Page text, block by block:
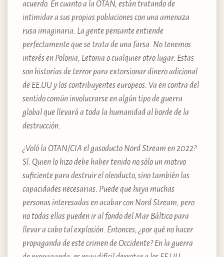
acuerdo. En cuanto a la OTAN, están tratando de
intimidar a sus propias poblaciones con una amenaza
rusa imaginaria. La gente pensante entiende
perfectamente que se trata de una farsa. No tenemos
interés en Polonia, Letonia o cualquier otro lugar. Estas
son historias de terror para extorsionar dinero adicional
de EE.UU y los contribuyentes europeos. Va en contra del
sentido común involucrarse en algún tipo de guerra
global que llevará a toda la humanidad al borde de la
destrucción.
¿Voló la OTAN/CIA el gasoducto Nord Stream en 2022?
Sí. Quien lo hizo debe haber tenido no sólo un motivo
suficiente para destruir el oleoducto, sino también las
capacidades necesarias. Puede que haya muchas
personas interesadas en acabar con Nord Stream, pero
no todas ellas pueden ir al fondo del Mar Báltico para
llevar a cabo tal explosión. Entonces, ¿por qué no hacer
propaganda de este crimen de Occidente? En la guerra